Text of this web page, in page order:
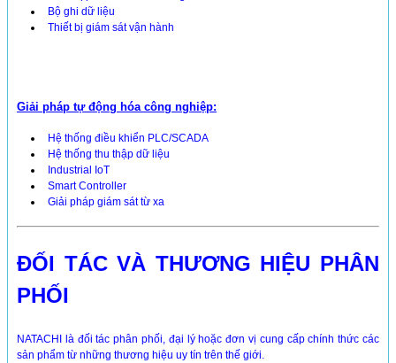
Bộ ghi dữ liệu
Thiết bị giám sát vận hành
Giải pháp tự động hóa công nghiệp:
Hệ thống điều khiển PLC/SCADA
Hệ thống thu thập dữ liệu
Industrial IoT
Smart Controller
Giải pháp giám sát từ xa
ĐỐI TÁC VÀ THƯƠNG HIỆU PHÂN
PHỐI
NATACHI là đối tác phân phối, đại lý hoặc đơn vị cung cấp chính thức các
sản phẩm từ những thương hiệu uy tín trên thế giới.